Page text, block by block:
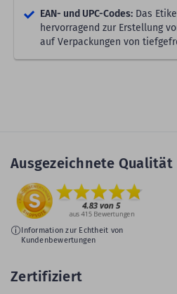
EAN- und UPC-Codes: Das
hervorragend zur Erstellung
auf Verpackungen von
Ausgezeichnete Qualität
Information zur Echtheit von
Kundenbewertungen
Zertifiziert